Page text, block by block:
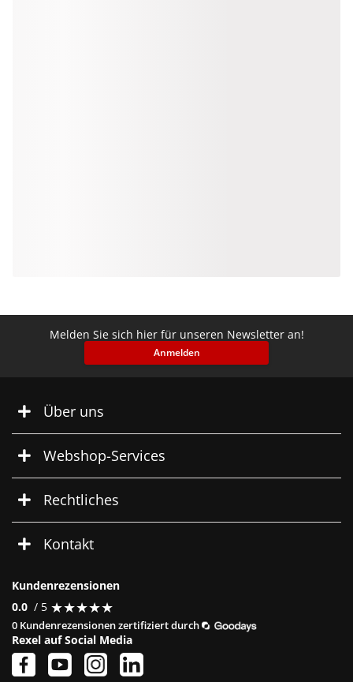
Melden Sie sich hier für unseren Newsletter an!
Anmelden
Über uns
Webshop-Services
Rechtliches
Kontakt
Kundenrezensionen
0.0 / 5 ★★★★★
★★★★★
0 Kundenrezensionen zertifiziert durch
Rexel auf Social Media